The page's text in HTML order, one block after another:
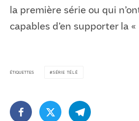
la première série ou qui
capables d’en supporter la «
ÉTIQUETTES SÉRIE TÉLÉ